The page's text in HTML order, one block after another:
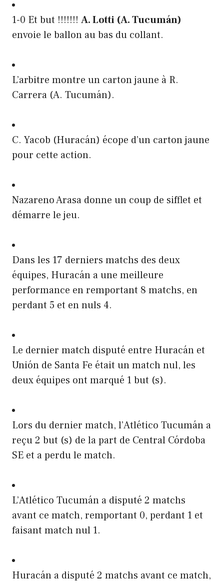
1-0 Et but !!!!!!! A. Lotti (A. Tucumán)
envoie le ballon au bas du collant.
L’arbitre montre un carton jaune à R.
Carrera (A. Tucumán).
C. Yacob (Huracán) écope d’un carton jaune
pour cette action.
Nazareno Arasa donne un coup de sifflet et
démarre le jeu.
Dans les 17 derniers matchs des deux
équipes, Huracán a une meilleure
performance en remportant 8 matchs, en
perdant 5 et en nuls 4.
Le dernier match disputé entre Huracán et
Unión de Santa Fe était un match nul, les
deux équipes ont marqué 1 but (s).
Lors du dernier match, l’Atlético Tucumán a
reçu 2 but (s) de la part de Central Córdoba
SE et a perdu le match.
L’Atlético Tucumán a disputé 2 matchs
avant ce match, remportant 0, perdant 1 et
faisant match nul 1.
Huracán a disputé 2 matchs avant ce match,